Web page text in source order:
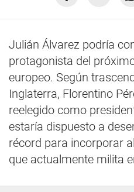
Julián Álvarez podría
protagonista del
europeo. Según
Inglaterra, Florentino
reelegido como
estaría dispuesto a
récord para incorporar
que actualmente milita